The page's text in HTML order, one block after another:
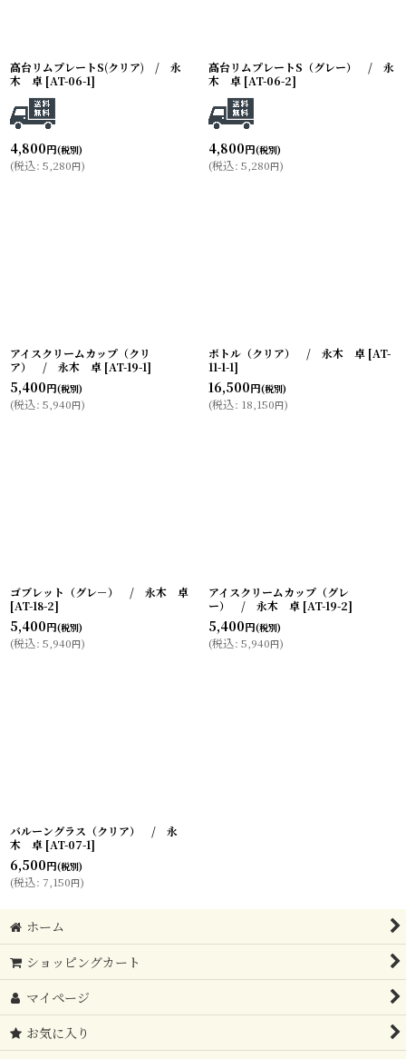
高台リムプレートS(クリア) / 永
木 卓 [AT-06-1]
4,800円(税別)
(税込: 5,280円)
高台リムプレートS（グレー） / 永
木 卓 [AT-06-2]
4,800円(税別)
(税込: 5,280円)
アイスクリームカップ（クリ
ア） / 永木 卓 [AT-19-1]
5,400円(税別)
(税込: 5,940円)
ボトル（クリア） / 永木 卓 [AT-
11-1-1]
16,500円(税別)
(税込: 18,150円)
ゴブレット（グレ－） / 永木 卓
[AT-18-2]
5,400円(税別)
(税込: 5,940円)
アイスクリームカップ（グレ
ー） / 永木 卓 [AT-19-2]
5,400円(税別)
(税込: 5,940円)
バルーングラス（クリア） / 永
木 卓 [AT-07-1]
6,500円(税別)
(税込: 7,150円)
ホーム
ショッピングカート
マイページ
お気に入り